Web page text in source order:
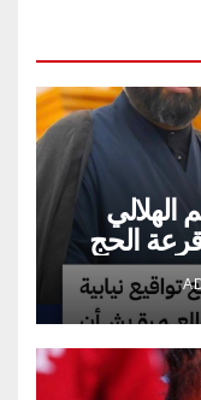
الهلالي
الحج